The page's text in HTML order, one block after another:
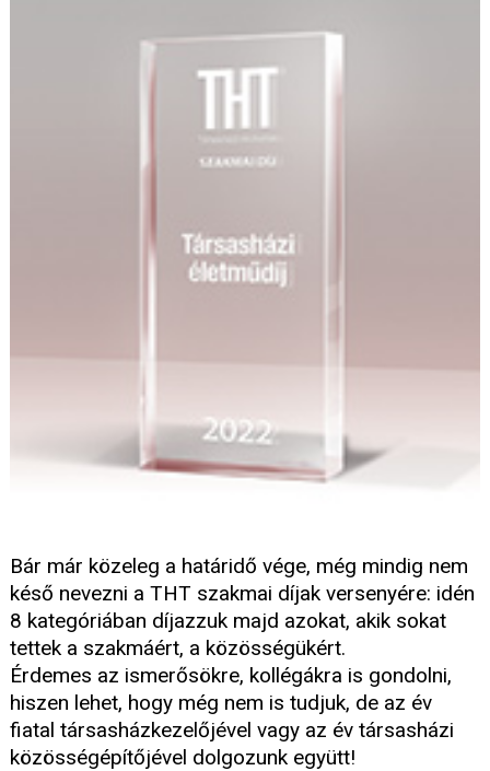
Bár már közeleg a határidő vége, még mindig nem
késő nevezni a THT szakmai díjak versenyére: idén
8 kategóriában díjazzuk majd azokat, akik sokat
tettek a szakmáért, a közösségükért.
Érdemes az ismerősökre, kollégákra is gondolni,
hiszen lehet, hogy még nem is tudjuk, de az év
fiatal társasházkezelőjével vagy az év társasházi
közösségépítőjével dolgozunk együtt!